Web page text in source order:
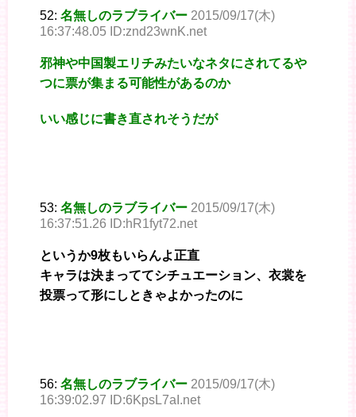
52: 名無しのラブライバー 2015/09/17(木)
16:37:48.05 ID:znd23wnK.net
邪神や中国製エリチみたいなネタにされてるや
つに票が集まる可能性があるのか
いい感じに書き直されそうだが
53: 名無しのラブライバー 2015/09/17(木)
16:37:51.26 ID:hR1fyt72.net
というか9枚もいらんよ正直
キャラは決まっててシチュエーション、衣裳を
投票って形にしときゃよかったのに
56: 名無しのラブライバー 2015/09/17(木)
16:39:02.97 ID:6KpsL7aI.net